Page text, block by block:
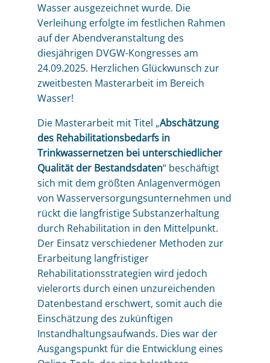
Wasser ausgezeichnet wurde. Die
Verleihung erfolgte im festlichen Rahmen
auf der Abendveranstaltung des
diesjährigen DVGW-Kongresses am
24.09.2025. Herzlichen Glückwunsch zur
zweitbesten Masterarbeit im Bereich
Wasser!
Die Masterarbeit mit Titel „Abschätzung
des Rehabilitationsbedarfs in
Trinkwassernetzen bei unterschiedlicher
Qualität der Bestandsdaten“ beschäftigt
sich mit dem größten Anlagenvermögen
von Wasserversorgungsunternehmen und
rückt die langfristige Substanzerhaltung
durch Rehabilitation in den Mittelpunkt.
Der Einsatz verschiedener Methoden zur
Erarbeitung langfristiger
Rehabilitationsstrategien wird jedoch
vielerorts durch einen unzureichenden
Datenbestand erschwert, somit auch die
Einschätzung des zukünftigen
Instandhaltungsaufwands. Dies war der
Ausgangspunkt für die Entwicklung eines